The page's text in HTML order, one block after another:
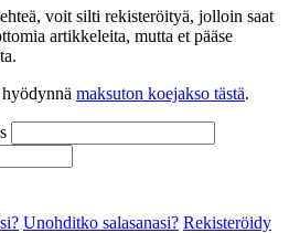
voit silti rekisteröityä, jolloin saat
artikkeleita, mutta et pääse
maksuton koejakso tästä.
Unohditko salasanasi? Rekisteröidy